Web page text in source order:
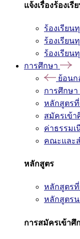
แจ้งเรื่องร้องเรี
ร้องเรียน
ร้องเรียน
ร้องเรียน
การศึกษา
ย้อนก
การศึกษา
หลักสูตร
สมัครเข้า
ค่าธรรมเ
คณะและ
หลักสูตร
หลักสูตรที่
หลักสูตร
การสมัครเข้าศึ